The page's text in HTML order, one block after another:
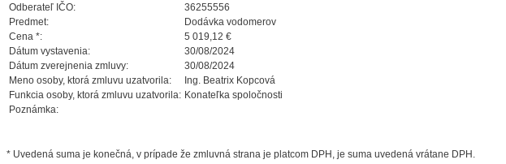
Odberateľ IČO:
36255556
Predmet:
Dodávka vodomerov
Cena *:
5 019,12 €
Dátum vystavenia:
30/08/2024
Dátum zverejnenia zmluvy:
30/08/2024
Meno osoby, ktorá zmluvu uzatvorila:
Ing. Beatrix Kopcová
Funkcia osoby, ktorá zmluvu uzatvorila: Konateľka spoločnosti
Poznámka:
* Uvedená suma je konečná, v prípade že zmluvná strana je platcom DPH, je suma uvedená vrátane DPH.